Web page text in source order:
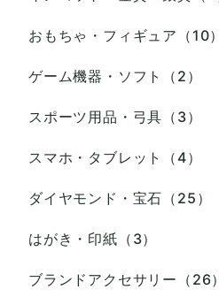
おもちゃ・フィギュア（10）
ゲーム機器・ソフト（2）
スポーツ用品・弓具（3）
スマホ・タブレット（4）
ダイヤモンド・宝石（25）
はがき・印紙（3）
ブランドアクセサリー（26）